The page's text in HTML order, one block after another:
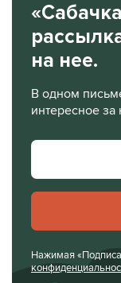
на нее.
В одном
интересное
Нажимая